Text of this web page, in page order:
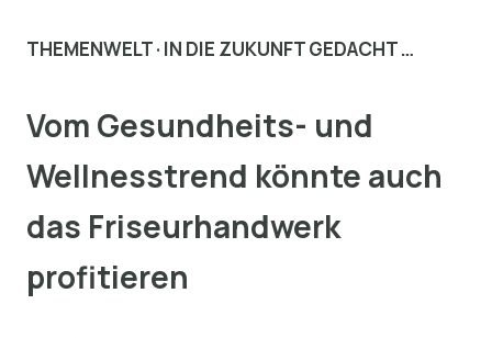
THEMENWELT · IN DIE ZUKUNFT GEDACHT …
Vom Gesundheits- und
Wellnesstrend könnte auch
das Friseurhandwerk
profitieren